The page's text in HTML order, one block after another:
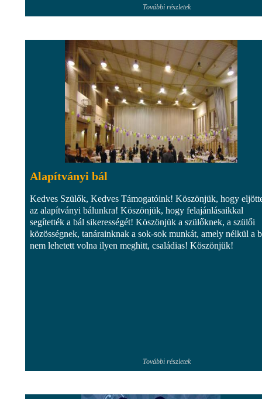
További részletek
Alapítványi bál
Kedves Szülők, Kedves Támogatóink! Köszönjük, hogy
az alapítványi bálunkra! Köszönjük, hogy felajánlásaikkal
segítették a bál sikerességét! Köszönjük a szülőknek, a szülői
közösségnek, tanárainknak a sok-sok munkát, amely nélkül a
nem lehetett volna ilyen meghitt, családias! Köszönjük!
További részletek